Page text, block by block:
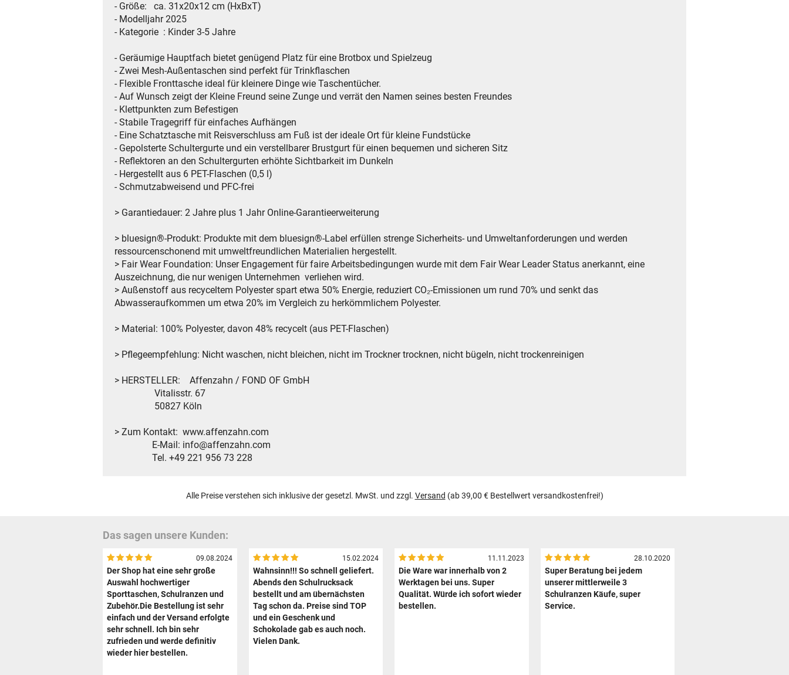
- Größe: ca. 31x20x12 cm (HxBxT)
- Modelljahr 2025
- Kategorie ‏ : ‎Kinder 3-5 Jahre
- Geräumige Hauptfach bietet genügend Platz für eine Brotbox und Spielzeug
- Zwei Mesh-Außentaschen sind perfekt für Trinkflaschen
- Flexible Fronttasche ideal für kleinere Dinge wie Taschentücher.
- Auf Wunsch zeigt der Kleine Freund seine Zunge und verrät den Namen seines besten Freundes
- Klettpunkten zum Befestigen
- Stabile Tragegriff für einfaches Aufhängen
- Eine Schatztasche mit Reisverschluss am Fuß ist der ideale Ort für kleine Fundstücke
- Gepolsterte Schultergurte und ein verstellbarer Brustgurt für einen bequemen und sicheren Sitz
- Reflektoren an den Schultergurten erhöhte Sichtbarkeit im Dunkeln
- Hergestellt aus 6 PET-Flaschen (0,5 l)
- Schmutzabweisend und PFC-frei
> Garantiedauer: 2 Jahre plus 1 Jahr Online-Garantieerweiterung
> bluesign®-Produkt: Produkte mit dem bluesign®-Label erfüllen strenge Sicherheits- und Umweltanforderungen und werden
ressourcenschonend mit umweltfreundlichen Materialien hergestellt.
> Fair Wear Foundation: Unser Engagement für faire Arbeitsbedingungen wurde mit dem Fair Wear Leader Status anerkannt, eine
Auszeichnung, die nur wenigen Unternehmen verliehen wird.
> Außenstoff aus recyceltem Polyester spart etwa 50% Energie, reduziert CO₂-Emissionen um rund 70% und senkt das
Abwasseraufkommen um etwa 20% im Vergleich zu herkömmlichem Polyester.
> Material: 100% Polyester, davon 48% recycelt (aus PET-Flaschen)
> Pflegeempfehlung: Nicht waschen, nicht bleichen, nicht im Trockner trocknen, nicht bügeln, nicht trockenreinigen
> HERSTELLER: Affenzahn / FOND OF GmbH
Vitalisstr. 67
50827 Köln
> Zum Kontakt: www.affenzahn.com
E-Mail: info@affenzahn.com
Tel. +49 221 956 73 228
Alle Preise verstehen sich inklusive der gesetzl. MwSt. und zzgl. Versand (ab 39,00 € Bestellwert versandkostenfrei!)
Das sagen unsere Kunden:
09.08.2024
Der Shop hat eine sehr große
Auswahl hochwertiger
Sporttaschen, Schulranzen und
Zubehör.Die Bestellung ist sehr
einfach und der Versand erfolgte
sehr schnell. Ich bin sehr
zufrieden und werde definitiv
wieder hier bestellen.
15.02.2024
Wahnsinn!!! So schnell geliefert.
Abends den Schulrucksack
bestellt und am übernächsten
Tag schon da. Preise sind TOP
und ein Geschenk und
Schokolade gab es auch noch.
Vielen Dank.
11.11.2023
Die Ware war innerhalb von 2
Werktagen bei uns. Super
Qualität. Würde ich sofort wieder
bestellen.
28.10.2020
Super Beratung bei jedem
unserer mittlerweile 3
Schulranzen Käufe, super
Service.